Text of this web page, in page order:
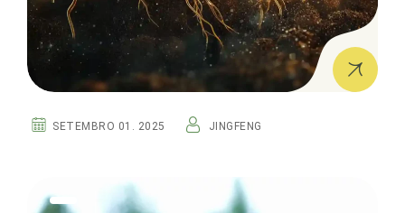
SETEMBRO 01. 2025 JINGFENG